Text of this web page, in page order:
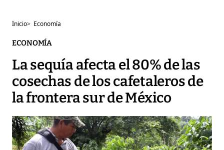
Inicio> Economía
ECONOMÍA
La sequía afecta el 80% de las
cosechas de los cafetaleros de
la frontera sur de México